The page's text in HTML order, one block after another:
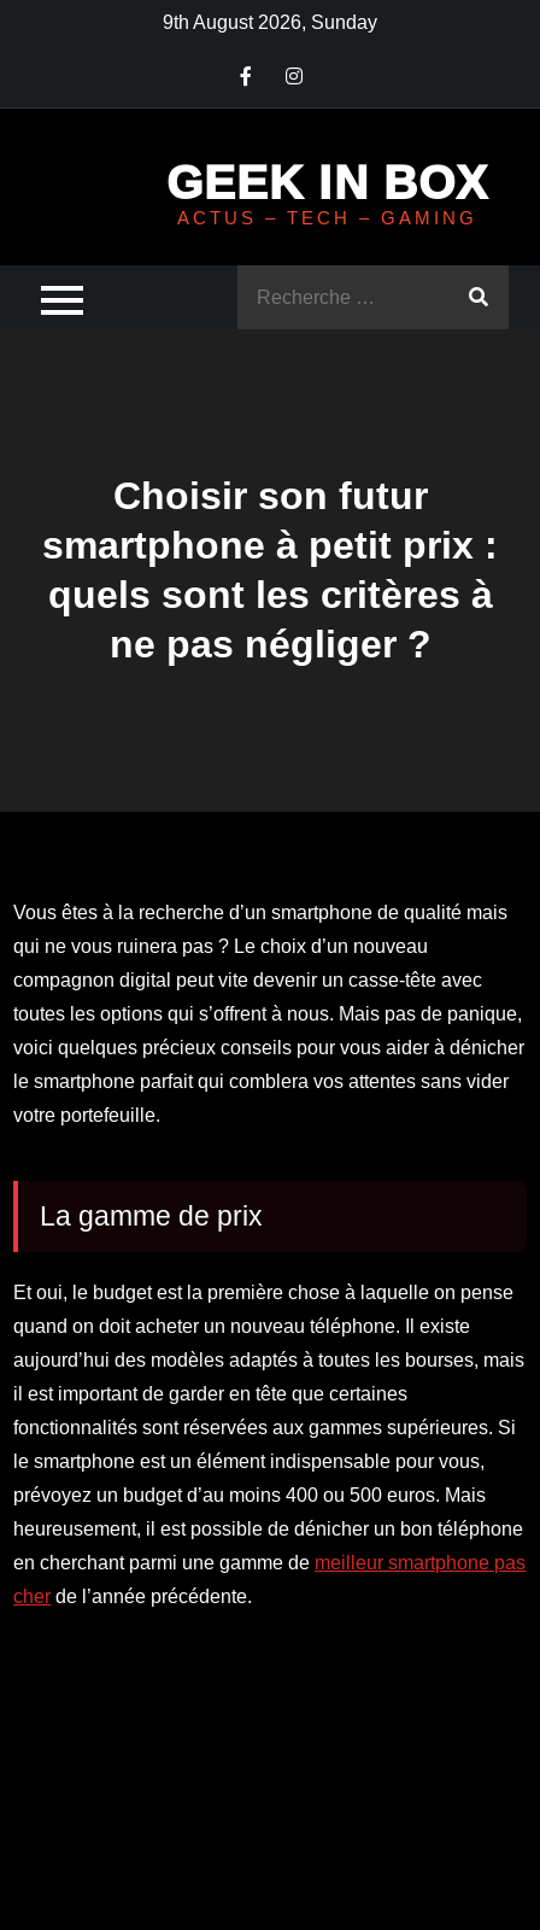
9th August 2026, Sunday
GEEK IN BOX
ACTUS – TECH – GAMING
Choisir son futur
smartphone à petit prix :
quels sont les critères à
ne pas négliger ?
Vous êtes à la recherche d’un smartphone de qualité mais
qui ne vous ruinera pas ? Le choix d’un nouveau
compagnon digital peut vite devenir un casse-tête avec
toutes les options qui s’offrent à nous. Mais pas de panique,
voici quelques précieux conseils pour vous aider à dénicher
le smartphone parfait qui comblera vos attentes sans vider
votre portefeuille.
La gamme de prix
Et oui, le budget est la première chose à laquelle on pense
quand on doit acheter un nouveau téléphone. Il existe
aujourd’hui des modèles adaptés à toutes les bourses, mais
il est important de garder en tête que certaines
fonctionnalités sont réservées aux gammes supérieures. Si
le smartphone est un élément indispensable pour vous,
prévoyez un budget d’au moins 400 ou 500 euros. Mais
heureusement, il est possible de dénicher un bon téléphone
en cherchant parmi une gamme de meilleur smartphone pas
cher de l’année précédente.